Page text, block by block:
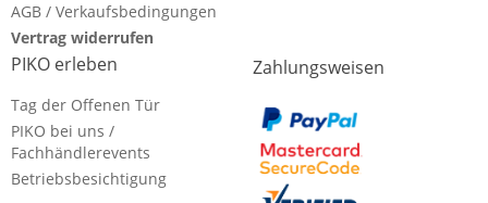
AGB / Verkaufsbedingungen
Vertrag widerrufen
PIKO erleben
Tag der Offenen Tür
PIKO bei uns /
Fachhändlerevents
Betriebsbesichtigung
Zahlungsweisen